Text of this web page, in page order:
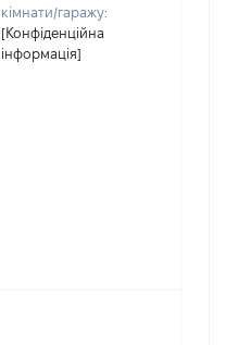
кімнати/гаражу:
[Конфіденційна
інформація]